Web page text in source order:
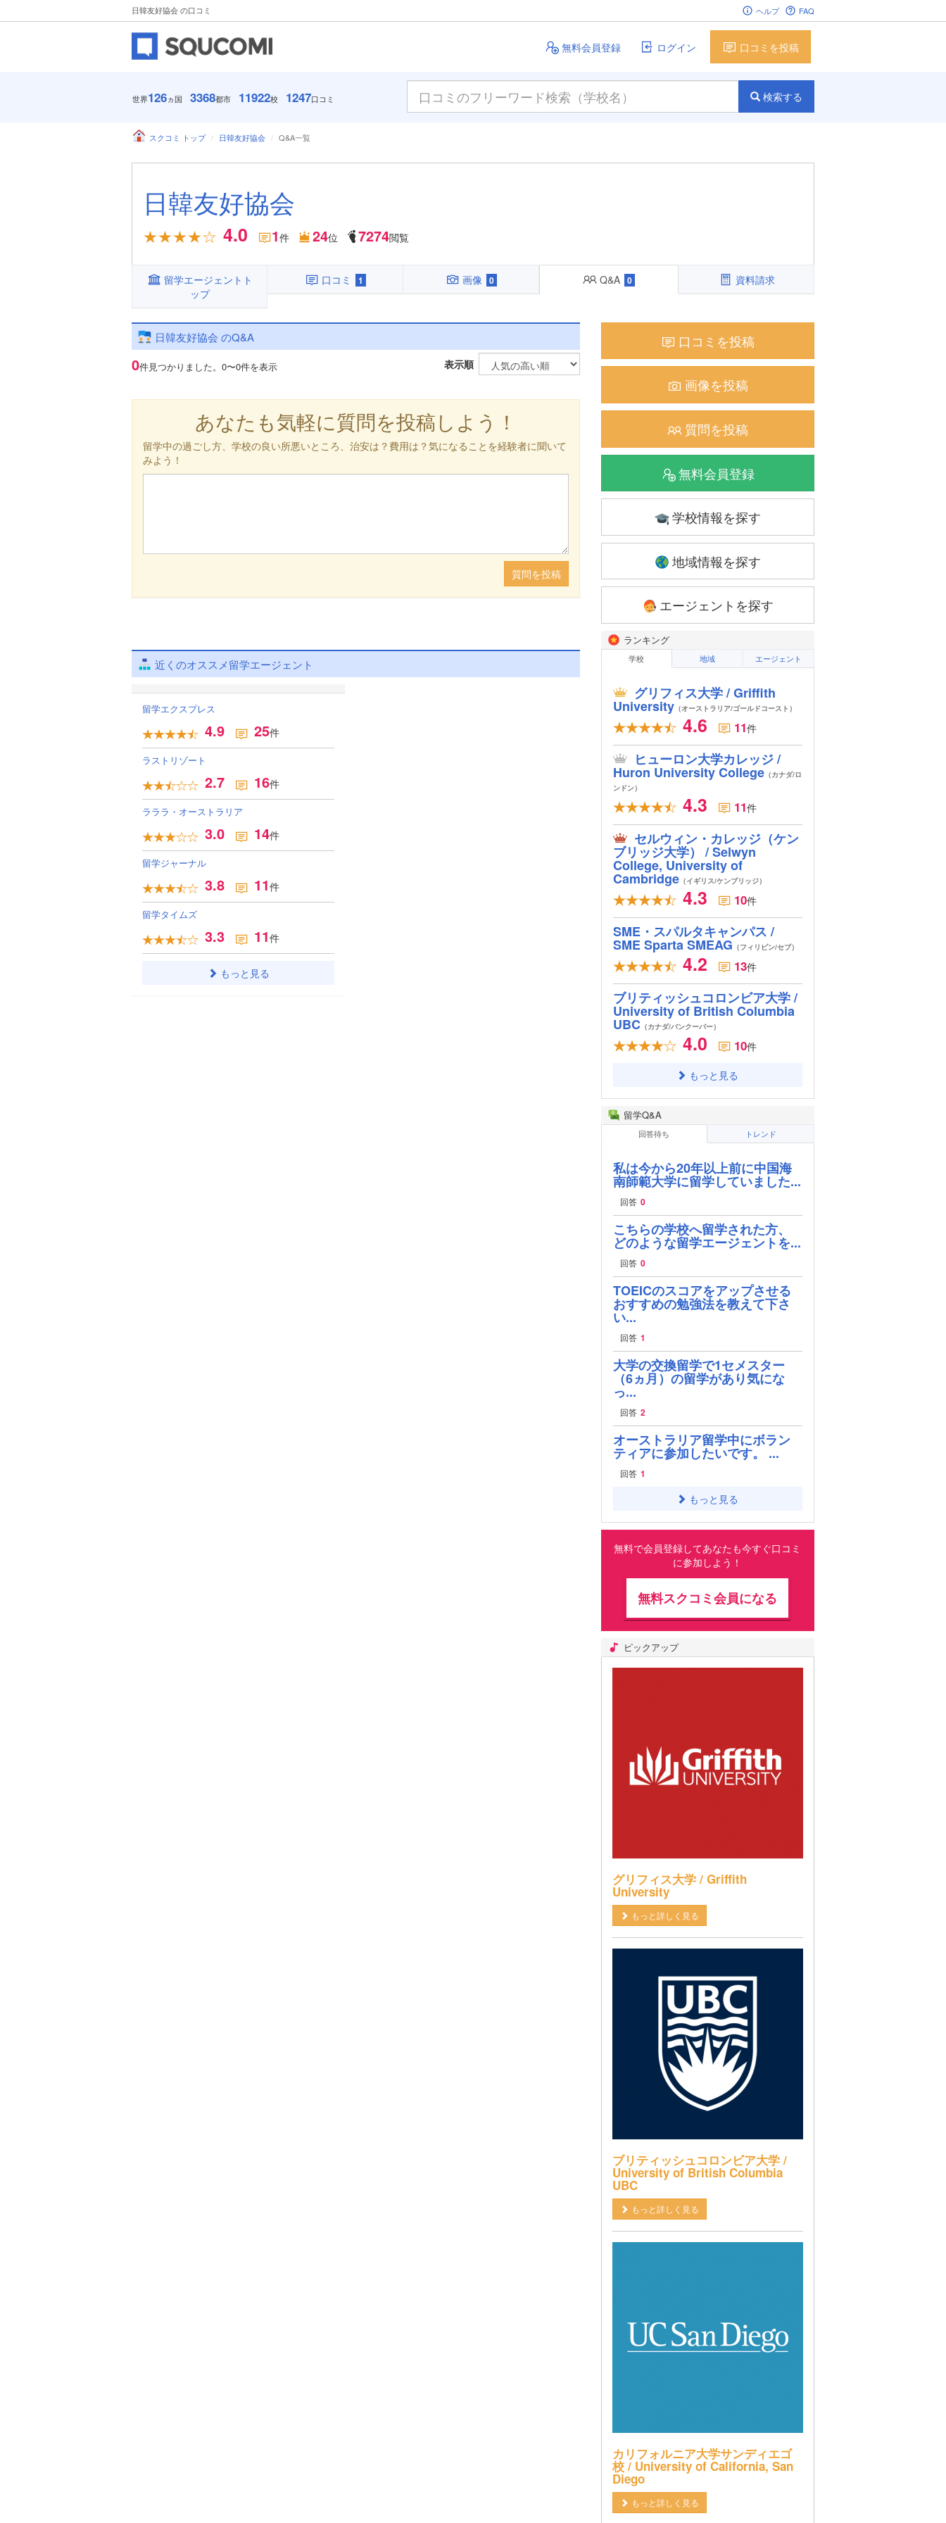
日韓友好協会 の口コミ ヘルプ FAQ
無料会員登録 ログイン 口コミを投稿
世界126ヵ国 3368都市 11922校 1247口コミ 検索する
スクコミ トップ 日韓友好協会 Q&A一覧
日韓友好協会
4.0 1件 24位 7274閲覧
留学エージェントト
ップ
口コミ 1 画像 0 Q&A 0 資料請求
日韓友好協会 のQ&A
0件見つかりました。 0〜0件を表示 表示順
あなたも気軽に質問を投稿しよう！
留学中の過ごし方、学校の良い所悪いところ、治安は？費用は？気になることを経験者に聞いて
みよう！
質問を投稿
近くのオススメ留学エージェント
留学エクスプレス
4.9 25件
ラストリゾート
2.7 16件
ラララ・オーストラリア
3.0 14件
留学ジャーナル
3.8 11件
留学タイムズ
3.3 11件
もっと見る
口コミを投稿
画像を投稿
質問を投稿
無料会員登録
学校情報を探す
地域情報を探す
エージェントを探す
ランキング
学校 地域 エージェント
グリフィス大学 / Griffith
University（オーストラリア/ゴールドコースト）
4.6 11件
ヒューロン大学カレッジ /
Huron University College（カナダ/ロ
ンドン）
4.3 11件
セルウィン・カレッジ（ケン
ブリッジ大学） / Selwyn
College, University of
Cambridge（イギリス/ケンブリッジ）
4.3 10件
SME・スパルタキャンパス /
SME Sparta SMEAG （フィリピン/セブ）
4.2 13件
ブリティッシュコロンビア大学 /
University of British Columbia
UBC（カナダ/バンクーバー）
4.0 10件
もっと見る
留学Q&A
回答待ち トレンド
私は今から20年以上前に中国海
南師範大学に留学していました...
回答 0
こちらの学校へ留学された方、
どのような留学エージェントを...
回答 0
TOEICのスコアをアップさせる
おすすめの勉強法を教えて下さ
い...
回答 1
大学の交換留学で1セメスター
（6ヵ月）の留学があり気にな
っ...
回答 2
オーストラリア留学中にボラン
ティアに参加したいです。 ...
回答 1
もっと見る
無料で会員登録してあなたも今すぐ口コミ
に参加しよう！
無料スクコミ会員になる
ピックアップ
グリフィス大学 / Griffith
University
もっと詳しく見る
ブリティッシュコロンビア大学 /
University of British Columbia
UBC
もっと詳しく見る
カリフォルニア大学サンディエゴ
校 / University of California, San
Diego
もっと詳しく見る